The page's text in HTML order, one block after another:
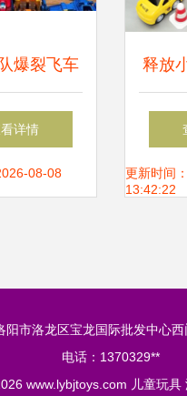
爆裂飞车
的创意玩
指南
详情
08-08
释放
限想
童工
更新时间
13:42:22
阳市洛龙区宝龙国际批发中心
电话：1370329**
www.lybjtoys.com 儿童玩具